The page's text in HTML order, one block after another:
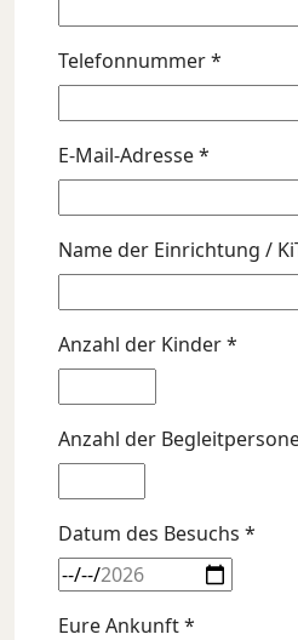
Telefonnummer *
E-Mail-Adresse *
Name der Einrichtung /
Anzahl der Kinder *
Anzahl der
Datum des Besuchs *
Eure Ankunft *